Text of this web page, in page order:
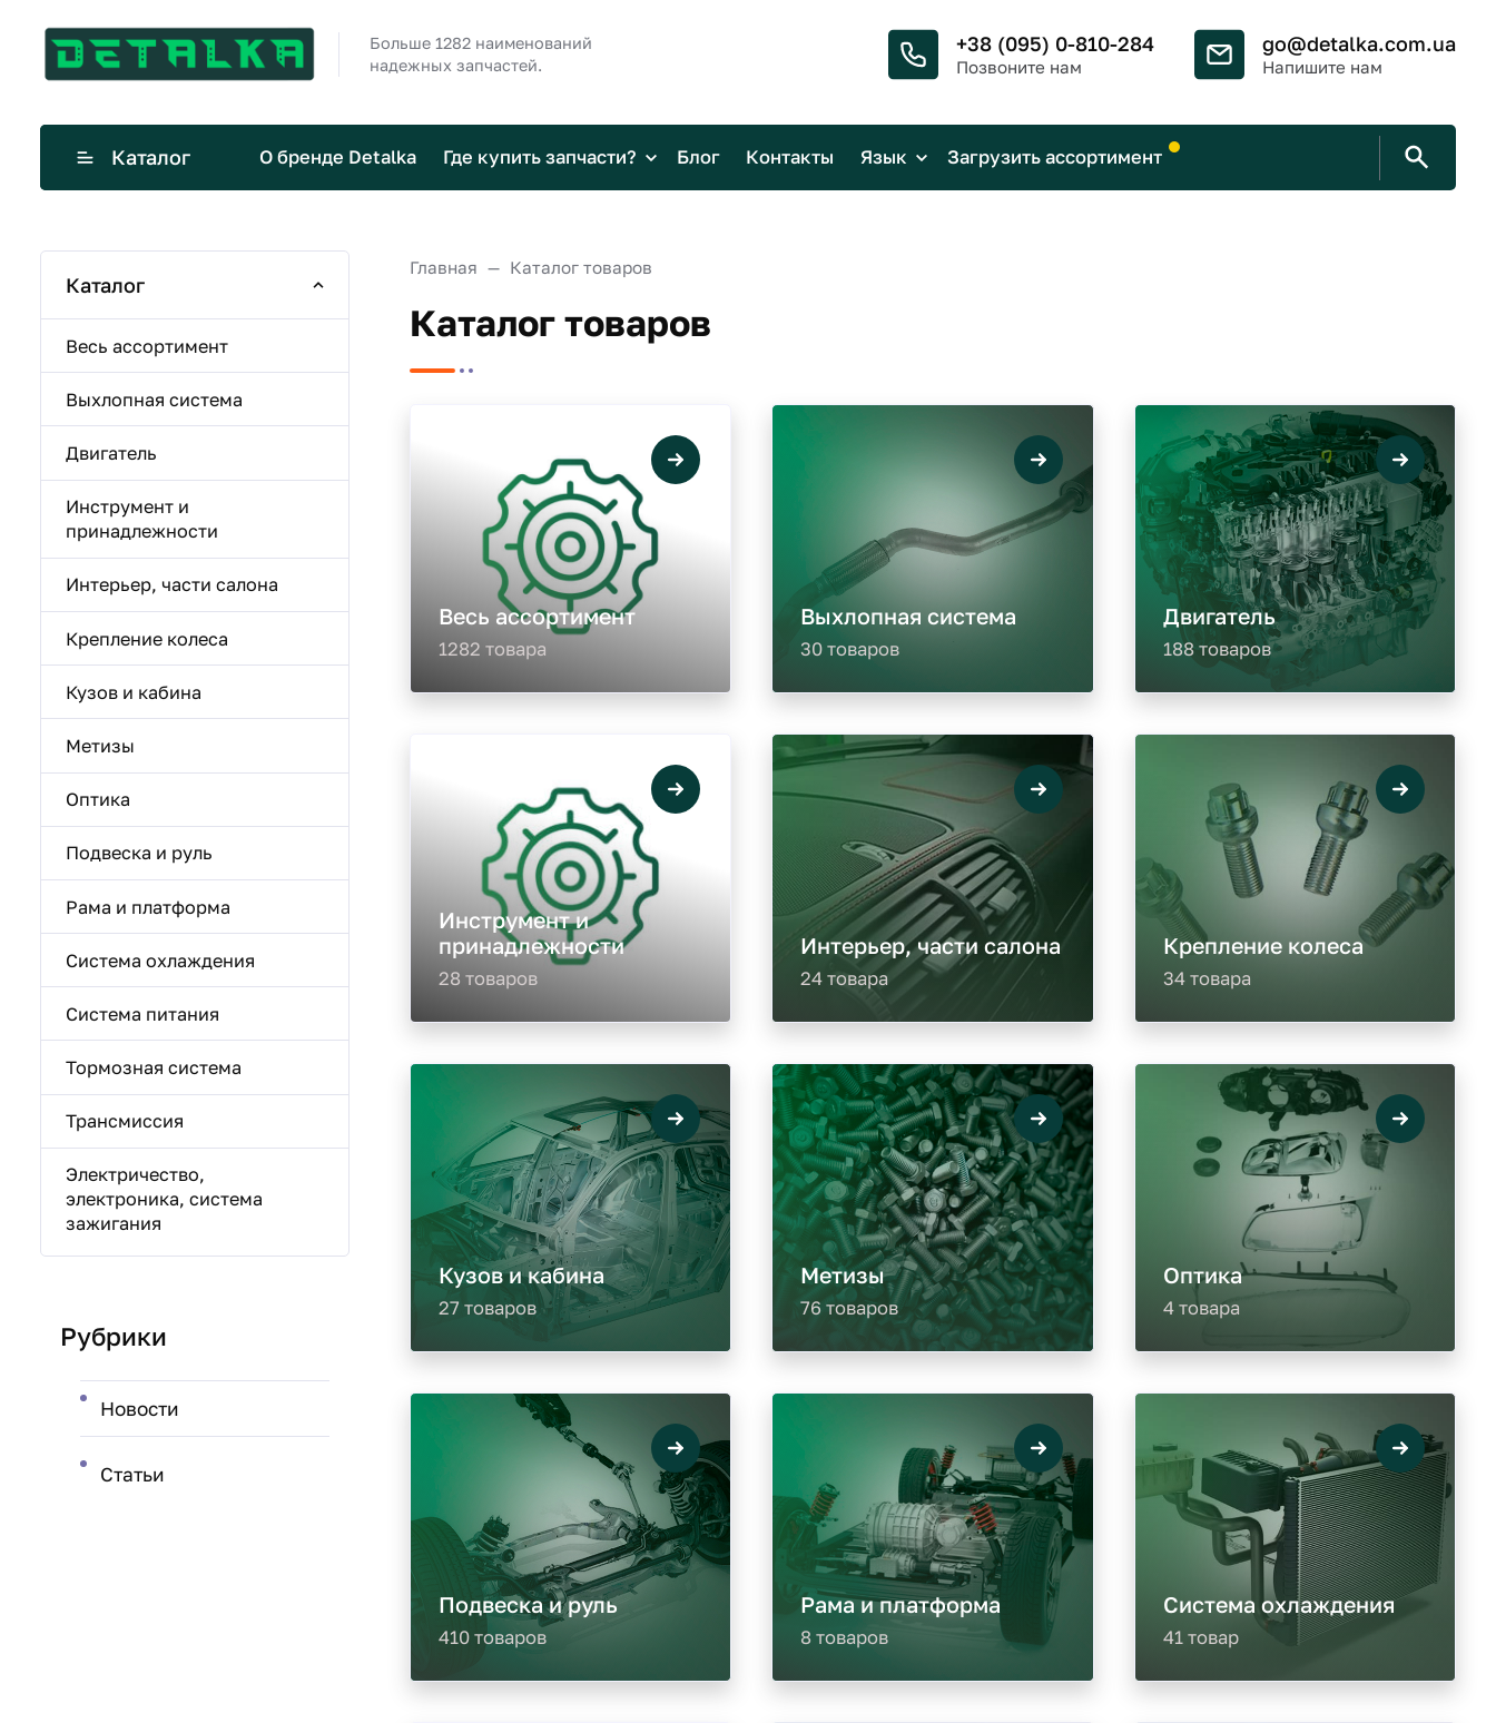
Больше 1282 наименований
надежных запчастей.
+38 (095) 0-810-284
Позвоните нам
go@detalka.com.ua
Напишите нам
Каталог О бренде Detalka Где купить запчасти? Блог Контакты Язык Загрузить ассортимент
Главная Каталог товаров
Каталог товаров
Весь ассортимент
1282 товара
Выхлопная система
30 товаров
Двигатель
188 товаров
Инструмент и
принадлежности
28 товаров
Интерьер, части салона
24 товара
Крепление колеса
34 товара
Кузов и кабина
27 товаров
Метизы
76 товаров
Оптика
4 товара
Подвеска и руль
410 товаров
Рама и платформа
8 товаров
Система охлаждения
41 товар
Каталог
Весь ассортимент
Выхлопная система
Двигатель
Инструмент и
принадлежности
Интерьер, части салона
Крепление колеса
Кузов и кабина
Метизы
Оптика
Подвеска и руль
Рама и платформа
Система охлаждения
Система питания
Тормозная система
Трансмиссия
Электричество,
электроника, система
зажигания
Рубрики
Новости
Статьи